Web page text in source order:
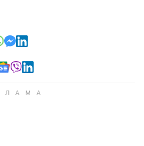
у Telegram
у Facebook
у Xу Viber
відправити у Whatsapp
відправити у Messenger
відправити у LinkedIn
у Telegram
у Facebook
у X
Читайте у Google news
Читайте у Viber
Читайте у LinkedIn